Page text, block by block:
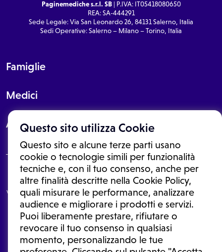
Questo sito utilizza Cookie
Questo sito e alcune terze parti usano
cookie o tecnologie simili per funzionalità
tecniche e, con il tuo consenso, anche per
altre finalità descritte nella Cookie Policy,
quali misurare le performance, analizzare
audience e migliorare i prodotti e servizi.
Puoi liberamente prestare, rifiutare o
revocare il tuo consenso in qualsiasi
momento, personalizzando le tue
Paginemediche s.r.l. SB| P.IVA: IT05418080650
REA: SA-444291
Sede Legale: Via San Leonardo 26, 84131 Salerno, Italia
Sedi Operative: Salerno – Milano – Torino, Italia
Famiglie
Medici
About
Le informazioni proposte in questo sito non sono un consulto medico.
In nessun caso, queste informazioni sostituiscono un consulto, una
visita o una diagnosi formulata dal medico. Non si devono considerare
le informazioni disponibili come suggerimenti per la formulazione di
una diagnosi, la determinazione di un trattamento o l'assunzione o
sospensione di un farmaco senza prima consultare un medico di
medicina generale o uno specialista.
Condizioni di utilizzo|Privacy Policy |Gestione cookie
Ⓒ 2026 | Tutti i diritti riservati.